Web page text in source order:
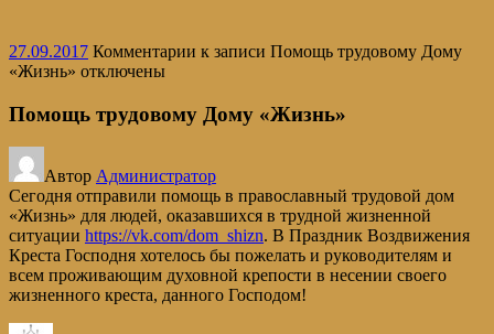
27.09.2017 Комментарии к записи Помощь трудовому Дому
«Жизнь» отключены
Помощь трудовому Дому «Жизнь»
Автор Администратор
Сегодня отправили помощь в православный трудовой дом
«Жизнь» для людей, оказавшихся в трудной жизненной
ситуации https://vk.com/dom_shizn. В Праздник Воздвижения
Креста Господня хотелось бы пожелать и руководителям и
всем проживающим духовной крепости в несении своего
жизненного креста, данного Господом!